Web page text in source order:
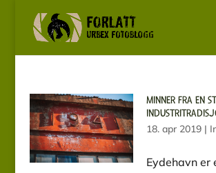
MINNER FRA EN
18. apr 2019|
Eydehavn er